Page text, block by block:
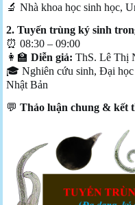
🔬 Nhà khoa học sinh học,
2. Tuyến trùng ký sinh
⏰ 08:30 – 09:00
👩‍🏫Diễn giả: ThS. Lê Thị
🎓 Nghiên cứu sinh, Đại
Nhật Bản
💬Thảo luận chung & kết